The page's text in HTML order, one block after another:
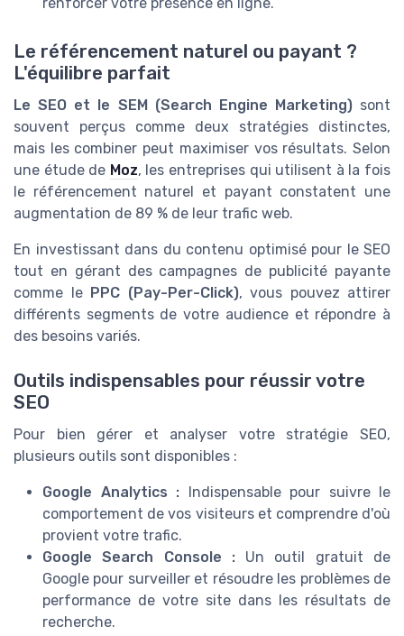
Le référencement naturel ou payant ?
L'équilibre parfait
Le SEO et le SEM (Search Engine Marketing)sont
souvent perçus comme deux stratégies distinctes,
mais les combiner peut maximiser vos résultats. Selon
une étude de Moz, les entreprises qui utilisent à la fois
le référencement naturel et payant constatent une
augmentation de 89 % de leur trafic web.
En investissant dans du contenu optimisé pour le SEO
tout en gérant des campagnes de publicité payante
comme le PPC (Pay-Per-Click), vous pouvez attirer
différents segments de votre audience et répondre à
des besoins variés.
Outils indispensables pour réussir votre
SEO
Pour bien gérer et analyser votre stratégie SEO,
plusieurs outils sont disponibles :
Google Analytics : Indispensable pour suivre le
comportement de vos visiteurs et comprendre d'où
provient votre trafic.
Google Search Console :Un outil gratuit de
Google pour surveiller et résoudre les problèmes de
performance de votre site dans les résultats de
recherche.